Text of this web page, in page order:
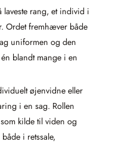
laveste rang, et individ i
Ordet fremhæver både
uniformen og den
blandt mange i en
øjenvidne eller
i en sag. Rollen
kilde til viden og
i retssale,